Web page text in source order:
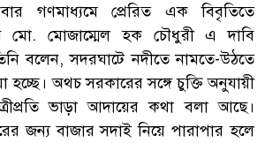
গণমাধ্যমে প্রেরিত এক বিবৃতিতে
মো. মোজাম্মেল হক চৌধুরী এ দাবি
বলেন, সদরঘাটে নদীতে নামতে-উঠতে
হচ্ছে। অথচ সরকারের সঙ্গে চুক্তি অনুযায়ী
ভাড়া আদায়ের কথা বলা আছে।
জন্য বাজার সদাই নিয়ে পারাপার হলে